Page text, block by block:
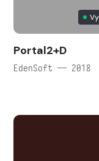
Portal2+D
EdenSoft — 2018